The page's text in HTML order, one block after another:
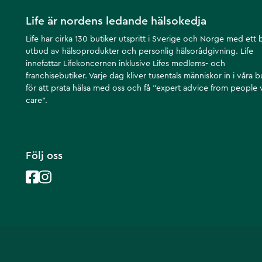
Life är nordens ledande hälsokedja
Life har cirka 130 butiker utspritt i Sverige och Norge med ett
utbud av hälsoprodukter och personlig hälsorådgivning. Life
innefattar Lifekoncernen inklusive Lifes medlems- och
franchisebutiker. Varje dag kliver tusentals människor in i våra
för att prata hälsa med oss och få ”expert advice from people
care”.
Följ oss